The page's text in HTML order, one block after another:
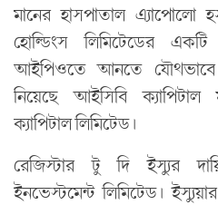
মানের হাসপাতাল এ্যাপোলো
হোল্ডিংস লিমিটেডের
আইপিওতে আনতে যৌথভাবে
নিয়েছে আইসিবি
ক্যাপিটাল লিমিটেড।
রেজিস্টার টু দি ইস্যুর
ইনভেস্টমেন্ট লিমিটেড।